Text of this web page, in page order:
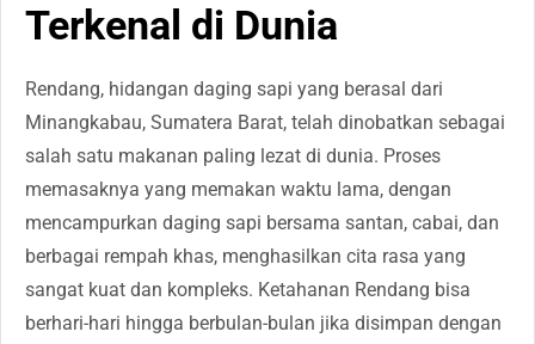
Terkenal di Dunia
Rendang, hidangan daging sapi yang berasal dari
Minangkabau, Sumatera Barat, telah dinobatkan sebagai
salah satu makanan paling lezat di dunia. Proses
memasaknya yang memakan waktu lama, dengan
mencampurkan daging sapi bersama santan, cabai, dan
berbagai rempah khas, menghasilkan cita rasa yang
sangat kuat dan kompleks. Ketahanan Rendang bisa
berhari-hari hingga berbulan-bulan jika disimpan dengan